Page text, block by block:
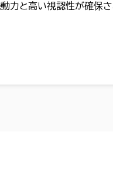
力と高い視認性が確保